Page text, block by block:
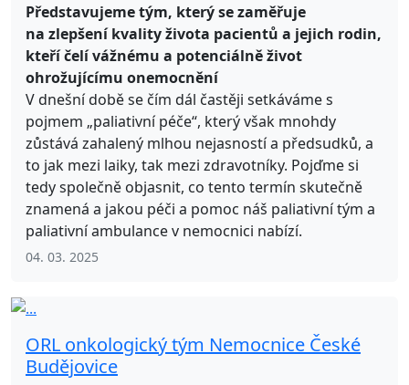
Představujeme tým, který se zaměřuje
na zlepšení kvality života pacientů a jejich rodin,
kteří čelí vážnému a potenciálně život
ohrožujícímu onemocnění
V dnešní době se čím dál častěji setkáváme s
pojmem „paliativní péče“, který však mnohdy
zůstává zahalený mlhou nejasností a předsudků, a
to jak mezi laiky, tak mezi zdravotníky. Pojďme si
tedy společně objasnit, co tento termín skutečně
znamená a jakou péči a pomoc náš paliativní tým a
paliativní ambulance v nemocnici nabízí.
04. 03. 2025
ORL onkologický tým Nemocnice České
Budějovice